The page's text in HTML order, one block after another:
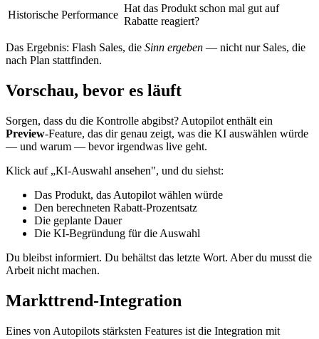
Historische Performance
Hat das Produkt schon mal gut auf
Rabatte reagiert?
Das Ergebnis: Flash Sales, die Sinn ergeben — nicht nur Sales, die
nach Plan stattfinden.
Vorschau, bevor es läuft
Sorgen, dass du die Kontrolle abgibst? Autopilot enthält ein
Preview-Feature, das dir genau zeigt, was die KI auswählen würde
— und warum — bevor irgendwas live geht.
Klick auf „KI-Auswahl ansehen", und du siehst:
Das Produkt, das Autopilot wählen würde
Den berechneten Rabatt-Prozentsatz
Die geplante Dauer
Die KI-Begründung für die Auswahl
Du bleibst informiert. Du behältst das letzte Wort. Aber du musst die
Arbeit nicht machen.
Markttrend-Integration
Eines von Autopilots stärksten Features ist die Integration mit